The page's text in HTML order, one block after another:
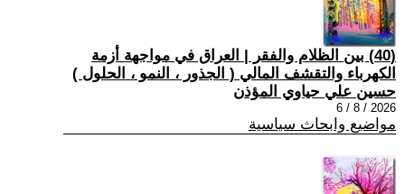
(40) بين الظلام والفقر | العراق في مواجهة أزمة
الكهرباء والتقشف المالي ( الجذور ، النمو ، الحلول )
حسين علي حياوي المؤذن
2026 / 8 / 6
مواضيع وابحاث سياسية